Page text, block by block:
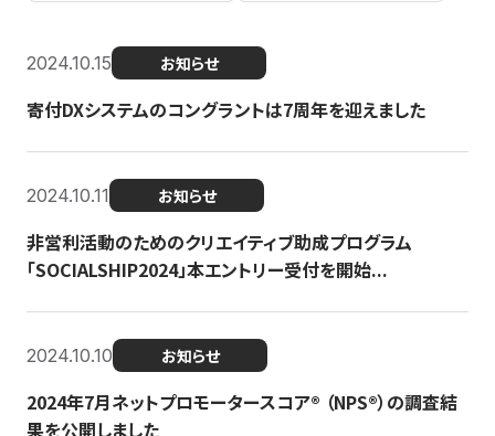
2024.10.15 お知らせ
寄付DXシステムのコングラントは7周年を迎えました
2024.10.11 お知らせ
非営利活動のためのクリエイティブ助成プログラム
「SOCIALSHIP2024」本エントリー受付を開始...
2024.10.10 お知らせ
2024年7月ネットプロモータースコア®︎ （NPS®︎）の調査結
果を公開しました